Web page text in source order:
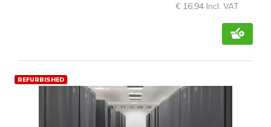
€ 16,94 Incl. VAT
REFURBISHED